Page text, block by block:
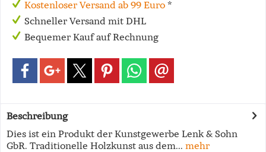
Kostenloser Versand ab 99 Euro *
Schneller Versand mit DHL
Bequemer Kauf auf Rechnung
Beschreibung
Dies ist ein Produkt der Kunstgewerbe Lenk & Sohn
GbR. Traditionelle Holzkunst aus dem... mehr